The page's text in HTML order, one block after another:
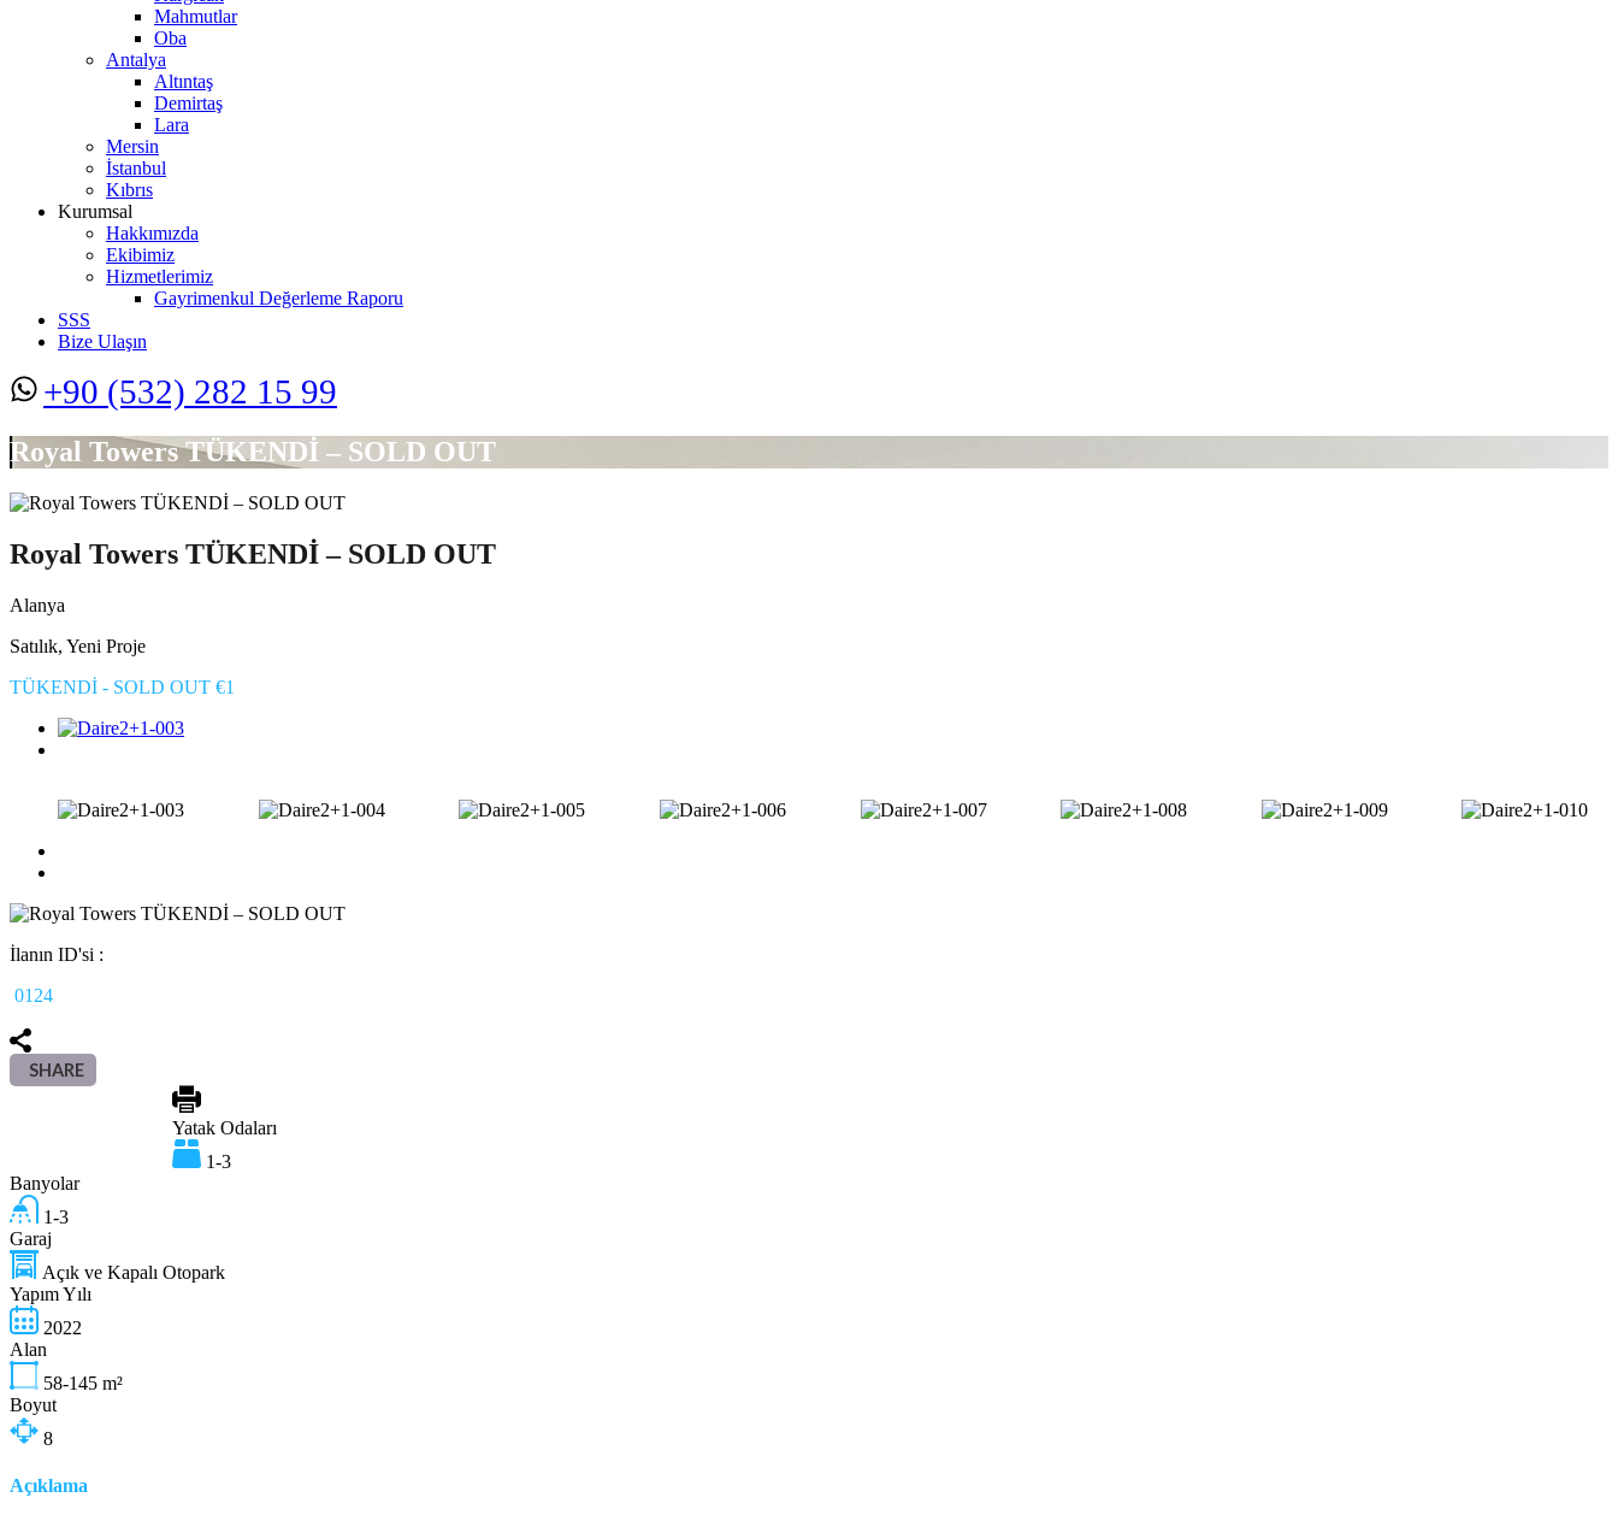
Mahmutlar
Oba
Antalya
Altıntaş
Demirtaş
Lara
Mersin
İstanbul
Kıbrıs
Kurumsal
Hakkımızda
Ekibimiz
Hizmetlerimiz
Gayrimenkul Değerleme Raporu
SSS
Bize Ulaşın
+90 (532) 282 15 99
Royal Towers TÜKENDİ – SOLD OUT
Royal Towers TÜKENDİ – SOLD OUT
Alanya
Satılık, Yeni Proje
TÜKENDİ - SOLD OUT €1
İlanın ID'si :
0124
SHARE
Yatak Odaları
1-3
Banyolar
1-3
Garaj
Açık ve Kapalı Otopark
Yapım Yılı
2022
Alan
58-145 m²
Boyut
8
Açıklama